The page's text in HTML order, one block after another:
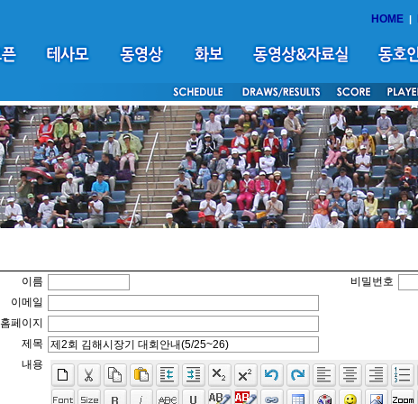
HOME |
이름
비밀번호
이메일
홈페이지
제목
내용